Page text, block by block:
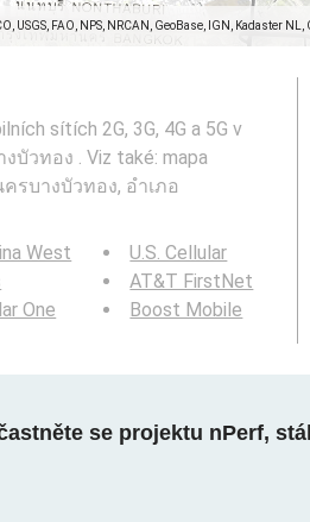
USGS, FAO, NPS, NRCAN, GeoBase, IGN, Kadaster
sítích 2G, 3G, 4G a 5G v
บัวทอง . Viz také: mapa
รบางบัวทอง, อำเภอ
West
One
U.S. Cellular
AT&T FirstNet
Boost Mobile
se projektu nPerf,